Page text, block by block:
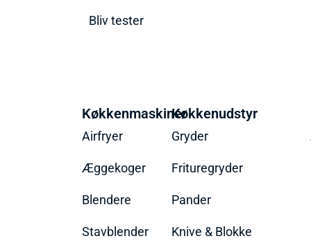
Bliv tester
Køkkenmaskiner
Airfryer
Æggekoger
Blendere
Stavblender
Køkkenudstyr
Gryder
Frituregryder
Pander
Knive & Blokke